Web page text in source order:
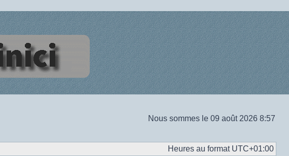
Nous sommes le 09 août 2026 8:57
Heures au format UTC+01:00